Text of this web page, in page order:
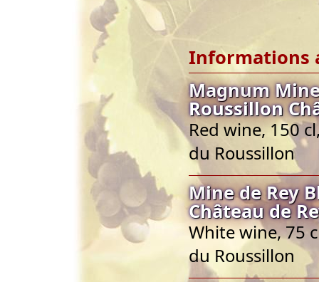
Informations
Magnum
Roussillon
Red wine, 150
du Roussillon
Mine de Rey
Château de
White wine, 75
du Roussillon